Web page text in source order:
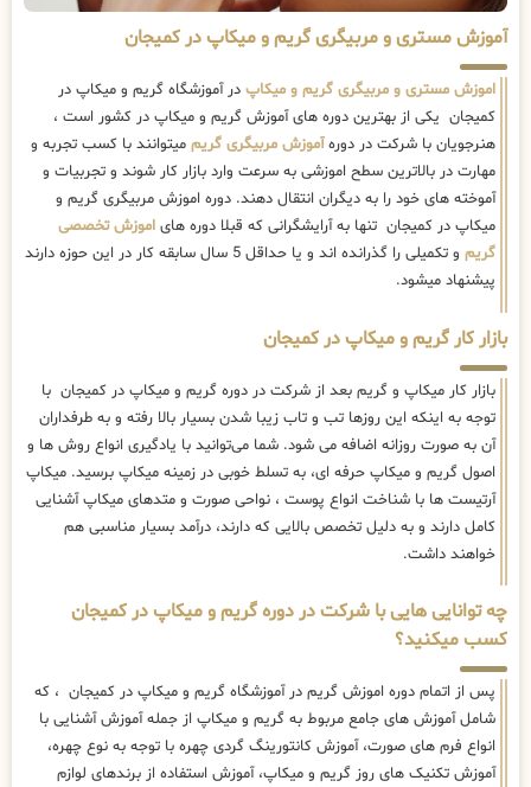
آموزش مستری و مربیگری گریم و میکاپ در کمیجان
اموزش مستری و مربیگری گریم و میکاپ در آموزشگاه گریم و میکاپ در
کمیجان یکی از بهترین دوره های آموزش گریم و میکاپ در کشور است ،
هنرجویان با شرکت در دورهآموزش مربیگری گریم میتوانند با کسب تجربه و
مهارت در بالاترین سطح اموزشی به سرعت وارد بازار کار شوند و تجربیات و
آموخته های خود را به دیگران انتقال دهند. دوره اموزش مربیگری گریم و
میکاپ در کمیجان تنها به آرایشگرانی که قبلا دوره های اموزش تخصصی
گریم
و تکمیلی را گذرانده اند و یا حداقل 5 سال سابقه کار در این حوزه دارند
پیشنهاد میشود.
بازار کار گریم و میکاپ در کمیجان
بازار کار میکاپ و گریم بعد از شرکت در دوره گریم و میکاپ در کمیجان با
توجه به اینکه این روزها تب و تاب زیبا شدن بسیار بالا رفته و به طرفداران
آن به صورت روزانه اضافه می شود. شما می‌توانید با یادگیری انواع روش ها و
اصول گریم و میکاپ حرفه ای، به تسلط خوبی در زمینه میکاپ برسید. میکاپ
آرتیست ها با شناخت انواع پوست ، نواحی صورت و متدهای میکاپ آشنایی
کامل دارند و به دلیل تخصص بالایی که دارند، درآمد بسیار مناسبی هم
خواهند داشت.
چه توانایی هایی با شرکت در دوره گریم و میکاپ در کمیجان
کسب میکنید؟
پس از اتمام دوره اموزش گریم در آموزشگاه گریم و میکاپ در کمیجان ، که
شامل آموزش های جامع مربوط به گریم و میکاپ از جمله آموزش آشنایی با
انواع فرم های صورت، آموزش کانتورینگ گردی چهره با توجه به نوع چهره،
آموزش تکنیک های روز گریم و میکاپ، آموزش استفاده از برندهای لوازم